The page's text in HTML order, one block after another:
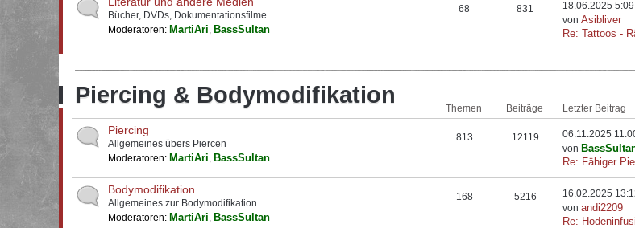
Bücher, DVDs, Dokumentationsfilme...
Moderatoren: MartiAri, BassSultan
68 831
18.06.2025 5:09
vonAsibliver
Re: Tattoos -
Piercing & Bodymodifikation
Themen Beiträge Letzter Beitrag
Piercing
Allgemeines übers Piercen
Moderatoren: MartiAri, BassSultan
813 12119
06.11.2025
von
Re: Fähiger
Bodymodifikation
Allgemeines zur Bodymodifikation
Moderatoren: MartiAri, BassSultan
168 5216
16.02.2025
vonandi2209
Re: